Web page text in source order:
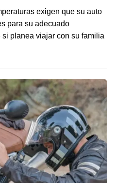
exigen que su auto
para su adecuado
planea viajar con su familia